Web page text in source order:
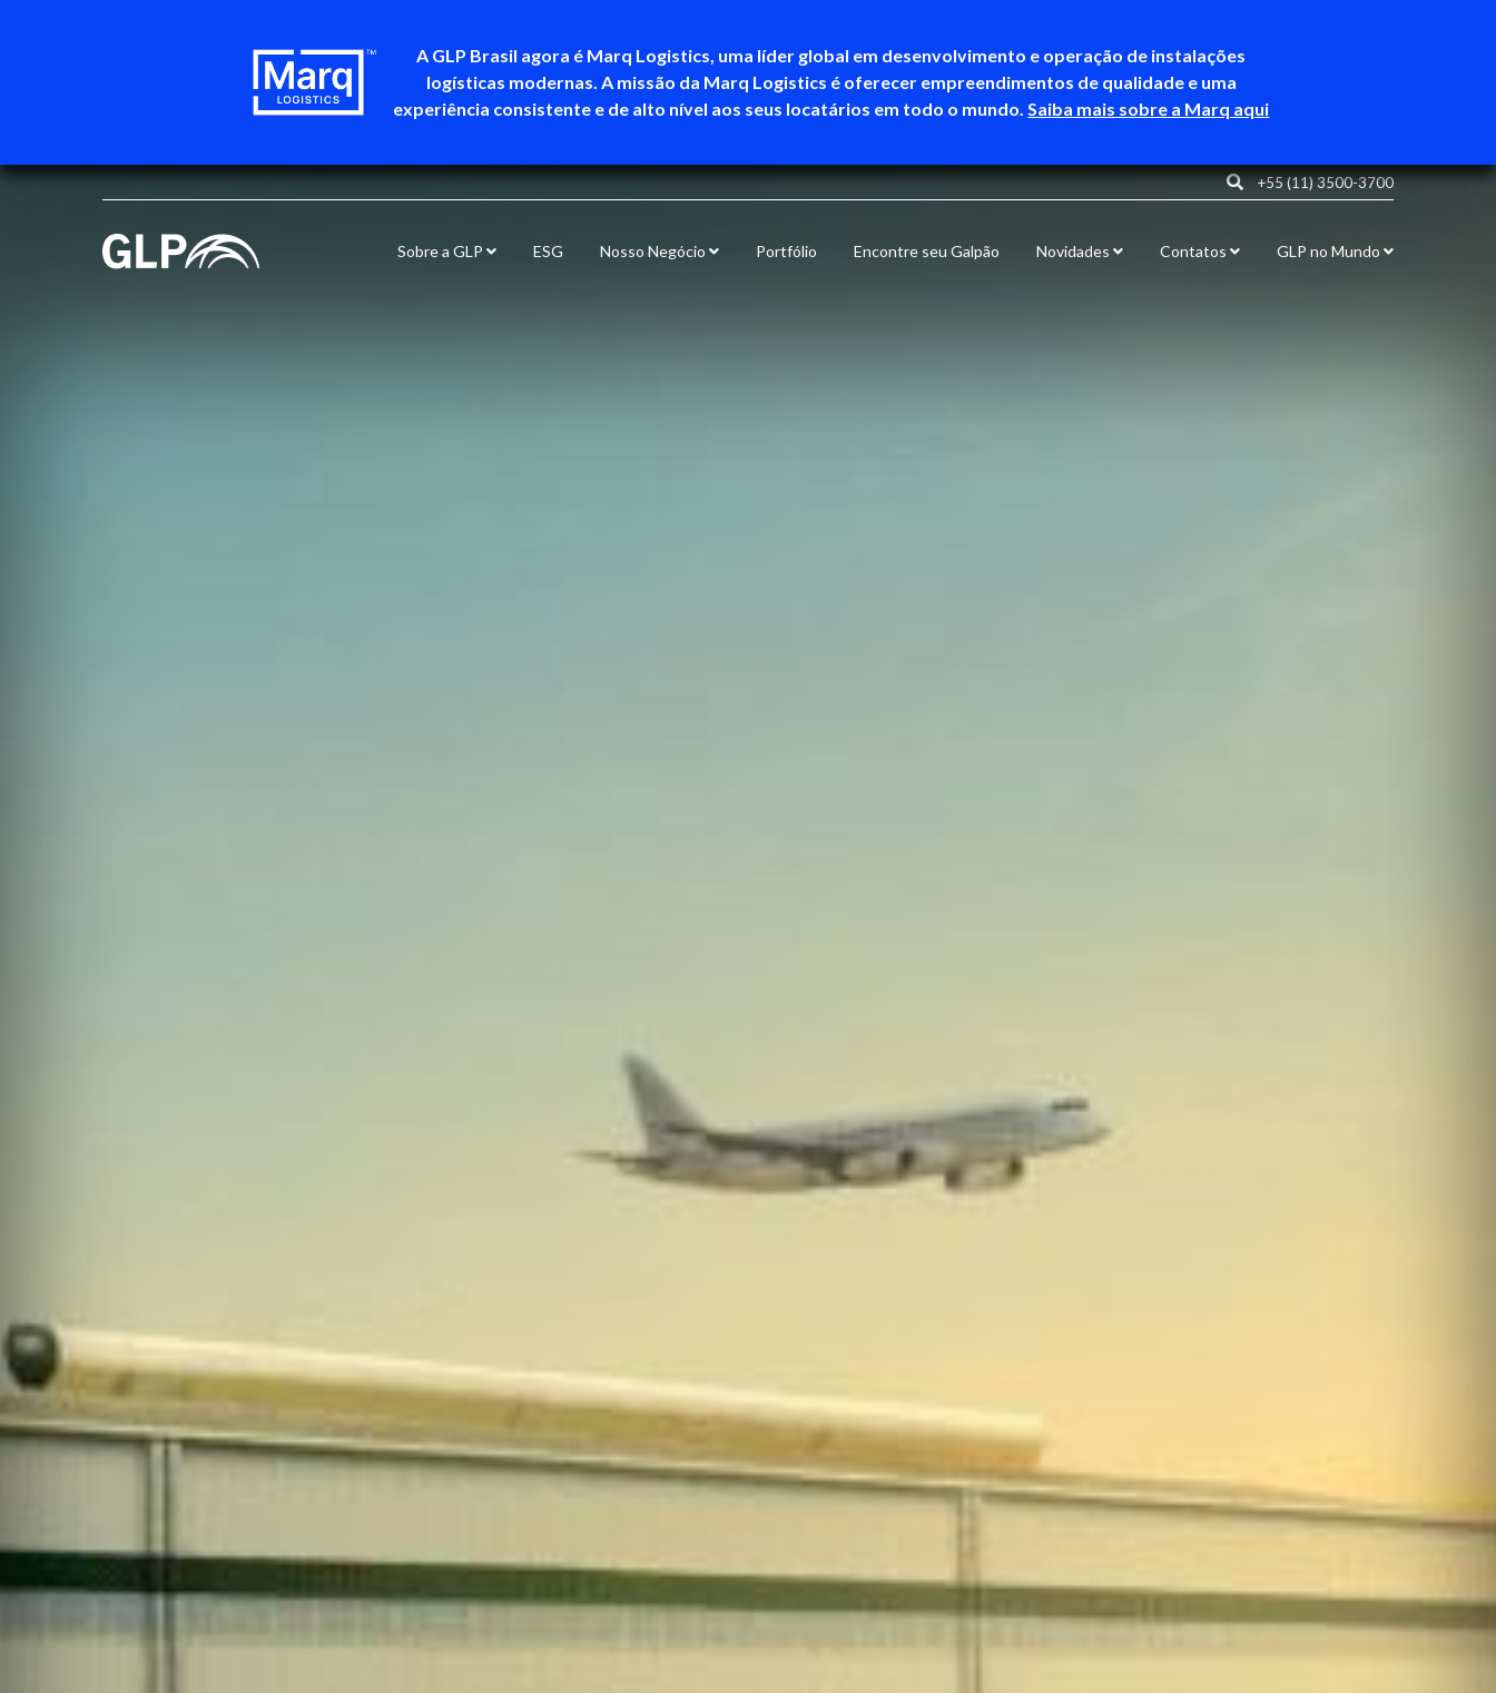
A GLP Brasil agora é Marq Logistics, uma líder global em desenvolvimento e operação de instalações
logísticas modernas. A missão da Marq Logistics é oferecer empreendimentos de qualidade e uma
experiência consistente e de alto nível aos seus locatários em todo o mundo. Saiba mais sobre a Marq aqui
+55 (11) 3500-3700
Sobre a GLP ESG Nosso Negócio Portfólio Encontre seu Galpão Novidades Contatos GLP no Mundo